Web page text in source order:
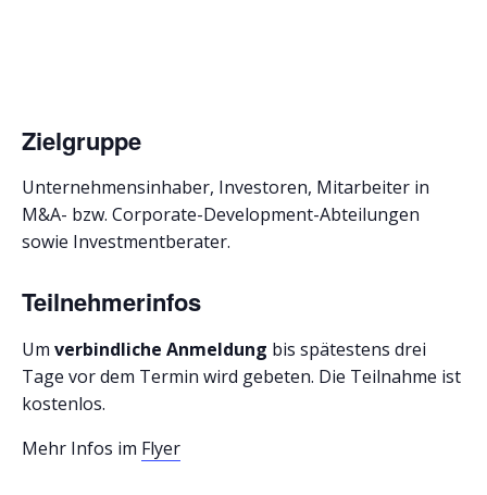
Zielgruppe
Unternehmensinhaber, Investoren, Mitarbeiter in
M&A- bzw. Corporate-Development-Abteilungen
sowie Investmentberater.
Teilnehmerinfos
Um verbindliche Anmeldung bis spätestens drei
Tage vor dem Termin wird gebeten. Die Teilnahme ist
kostenlos.
Mehr Infos im Flyer